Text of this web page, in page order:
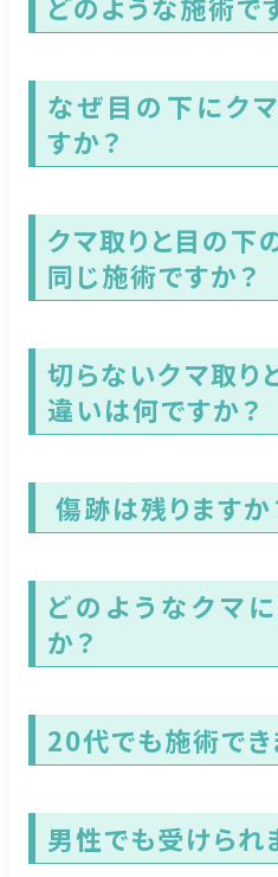
なぜ目の下にク
すか？
クマ取りと目の下
同じ施術ですか？
切らないクマ取り
違いは何ですか？
傷跡は残りますか
どのようなクマ
か？
20代でも施術でき
男性でも受けられ